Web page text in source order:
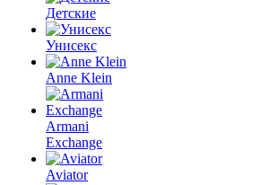
Детские
Унисекс
Anne Klein
Armani
Exchange
Aviator